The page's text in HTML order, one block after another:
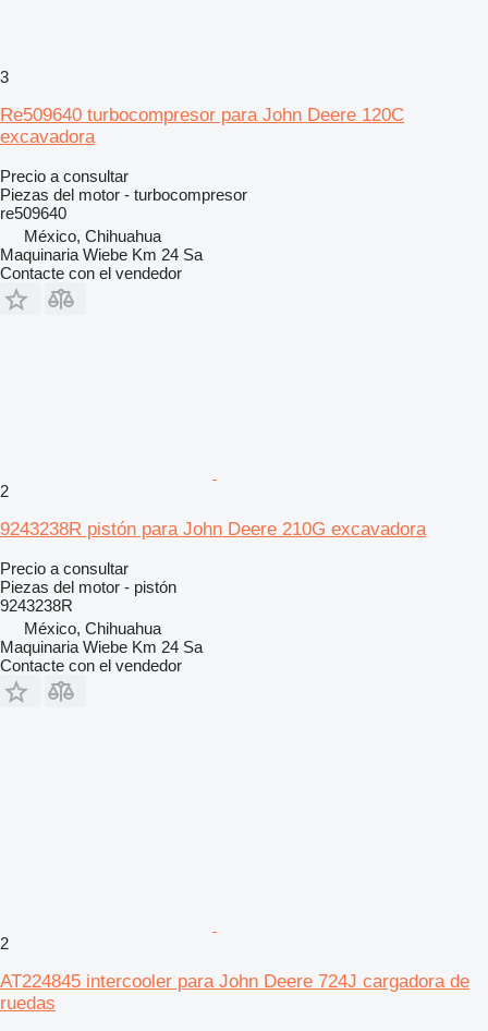
3
Re509640 turbocompresor para John Deere 120C
excavadora
Precio a consultar
Piezas del motor - turbocompresor
re509640
México, Chihuahua
Maquinaria Wiebe Km 24 Sa
Contacte con el vendedor
2
9243238R pistón para John Deere 210G excavadora
Precio a consultar
Piezas del motor - pistón
9243238R
México, Chihuahua
Maquinaria Wiebe Km 24 Sa
Contacte con el vendedor
2
AT224845 intercooler para John Deere 724J cargadora de
ruedas